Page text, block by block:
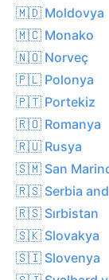
🇲🇩 Moldovya
🇲🇨 Monako
🇳🇴 Norveç
🇵🇱 Polonya
🇵🇹 Portekiz
🇷🇴 Romanya
🇷🇺 Rusya
🇸🇲 San
🇷🇸 Serbia
🇷🇸 Sırbistan
🇸🇰 Slovakya
🇸🇮 Slovenya